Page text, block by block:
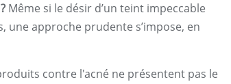
Même si le désir d’un teint impeccable
une approche prudente s’impose, en
contre l'acné ne présentent pas le